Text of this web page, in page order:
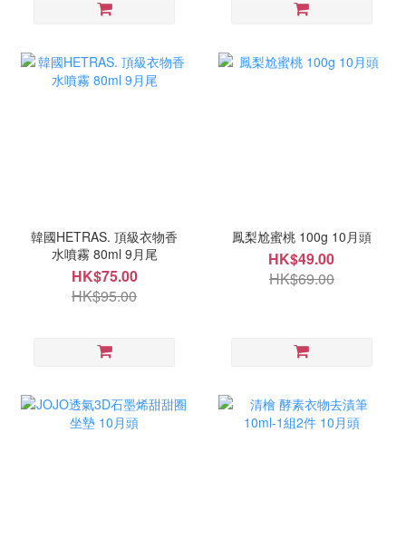
韓國HETRAS. 頂級衣物香
水噴霧 80ml 9月尾
HK$75.00
HK$95.00
鳳梨尬蜜桃 100g 10月頭
HK$49.00
HK$69.00